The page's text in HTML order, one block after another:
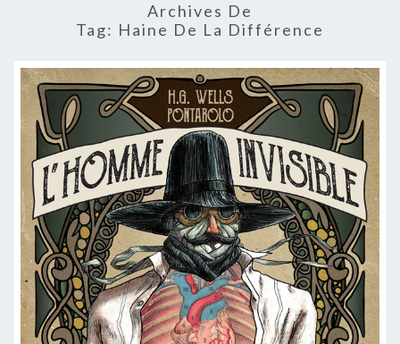
Archives De
Tag: Haine De La Différence